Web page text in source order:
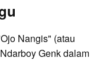
Nangis" (atau
Genk dalam